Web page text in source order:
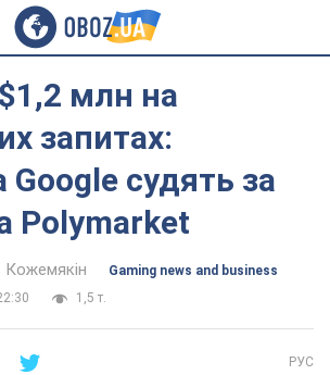
млн на
запитах:
Google судять за
Polymarket
Кожемякін
Gaming news and business
1,5 т.
РУС